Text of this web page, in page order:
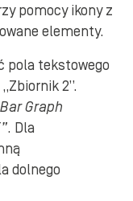
pomocy ikony z
elementy.
pola tekstowego
2”.
Bar Graph
. Dla
dolnego